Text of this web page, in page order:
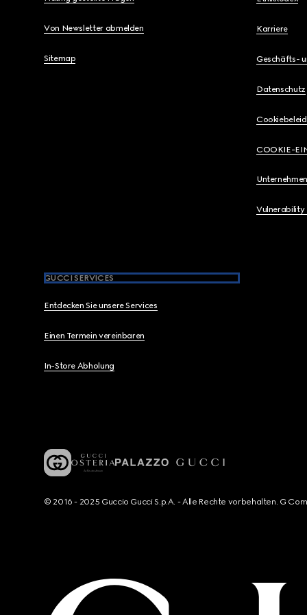
Von Newsletter abmelden
Sitemap
Karriere
Geschäfts-
Datenschutz
Cookiebeleid
COOKIE-
Vulnerability
GUCCI SERVICES
Entdecken Sie unsere Services
Einen Termein vereinbaren
In-Store Abholung
© 2016 - 2025 Guccio Gucci S.p.A. - Alle Rechte vorbehalten. G